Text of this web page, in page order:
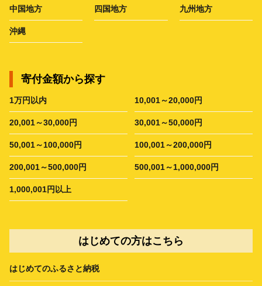
中国地方 四国地方 九州地方
沖縄
寄付金額から探す
1万円以内 10,001～20,000円
20,001～30,000円 30,001～50,000円
50,001～100,000円 100,001～200,000円
200,001～500,000円 500,001～1,000,000円
1,000,001円以上
はじめての方はこちら
はじめてのふるさと納税